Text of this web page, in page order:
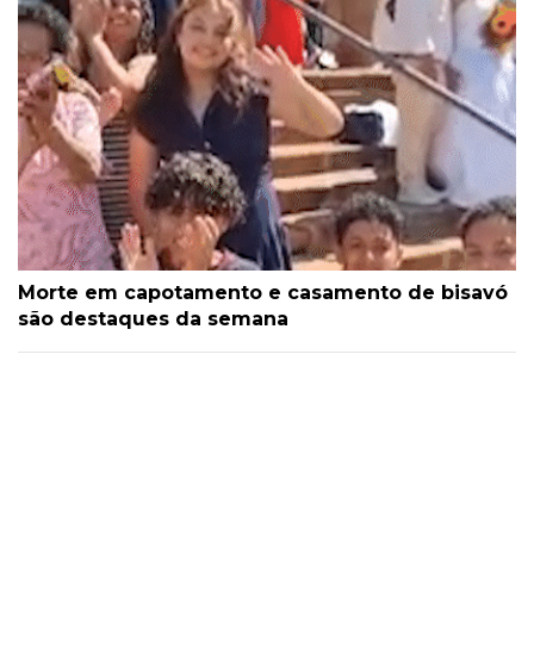
Morte em capotamento e casamento de bisavó
são destaques da semana